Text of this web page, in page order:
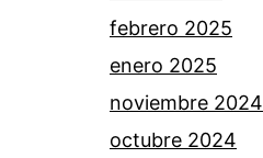
febrero 2025
enero 2025
noviembre 2024
octubre 2024